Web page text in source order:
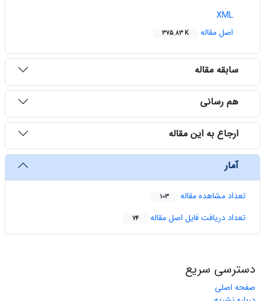
XML
اصل مقاله
375.83 K
سابقه مقاله
هم رسانی
ارجاع به این مقاله
آمار
تعداد مشاهده مقاله 103
تعداد دریافت فایل اصل مقاله 74
دسترسی سریع
صفحه اصلی